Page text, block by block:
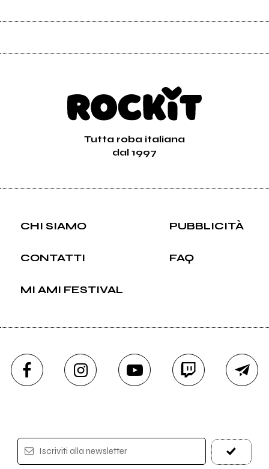
Tutta roba italiana
dal 1997
CHI SIAMO PUBBLICITÀ
CONTATTI FAQ
MI AMI FESTIVAL
Iscriviti alla newsletter